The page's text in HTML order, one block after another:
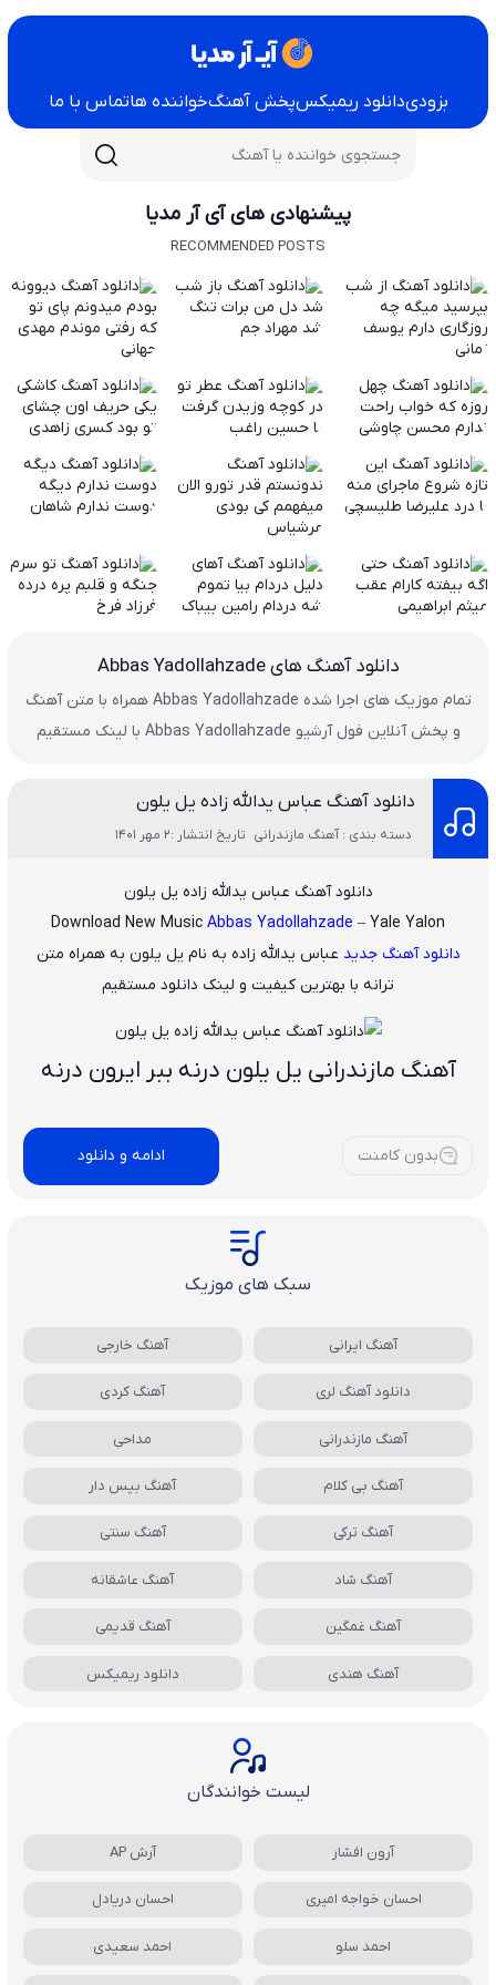
بزودیدانلود ریمیکسپخش آهنگخواننده هاتماس با ما
پیشنهادی های آی آر مدیا
RECOMMENDED POSTS
دانلود آهنگ های Abbas Yadollahzade
تمام موزیک های اجرا شده Abbas Yadollahzade همراه با متن آهنگ
و پخش آنلاین فول آرشیو Abbas Yadollahzade با لینک مستقیم
دانلود آهنگ عباس یدالله زاده یل یلون
دسته بندی : آهنگ مازندرانی تاریخ انتشار :2 مهر 1401
دانلود آهنگ عباس یدالله زاده یل یلون
Download New Music Abbas Yadollahzade – Yale Yalon
دانلود آهنگ جدید عباس یدالله زاده به نام یل یلون به همراه متن
ترانه با بهترین کیفیت و لینک دانلود مستقیم
آهنگ مازندرانی یل یلون درنه ببر ایرون درنه
بدون کامنت ادامه و دانلود
سبک های موزیک
آهنگ ایرانی آهنگ خارجی
دانلود آهنگ لری آهنگ کردی
آهنگ مازندرانی مداحی
آهنگ بی کلام آهنگ بیس دار
آهنگ ترکی آهنگ سنتی
آهنگ شاد آهنگ عاشقانه
آهنگ غمگین آهنگ قدیمی
آهنگ هندی دانلود ریمیکس
لیست خوانندگان
آرون افشار آرش AP
احسان خواجه امیری احسان دریادل
احمد سلو احمد سعیدی